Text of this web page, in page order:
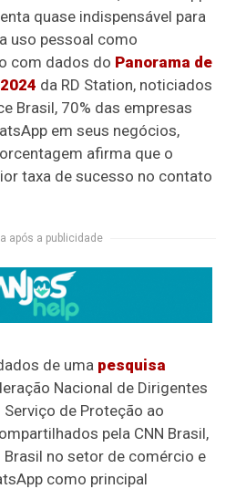
quase indispensável para
uso pessoal como
com dados do Panorama de
da RD Station, noticiados
Brasil, 70% das empresas
em seus negócios,
afirma que o
taxa de sucesso no contato
após a publicidade
de uma pesquisa
Nacional de Dirigentes
de Proteção ao
pela CNN Brasil,
no setor de comércio e
como principal